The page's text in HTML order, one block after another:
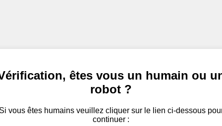
êtes vous un humain ou
robot ?
vous êtes humains veuillez cliquer sur le lien ci-dessous
continuer :